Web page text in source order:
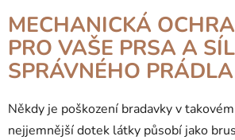
MECHANICKÁ
PRO VAŠE PRSA A
SPRÁVNÉHO PRÁDLA
Někdy je poškození bradavky v
nejjemnější dotek látky působí jako